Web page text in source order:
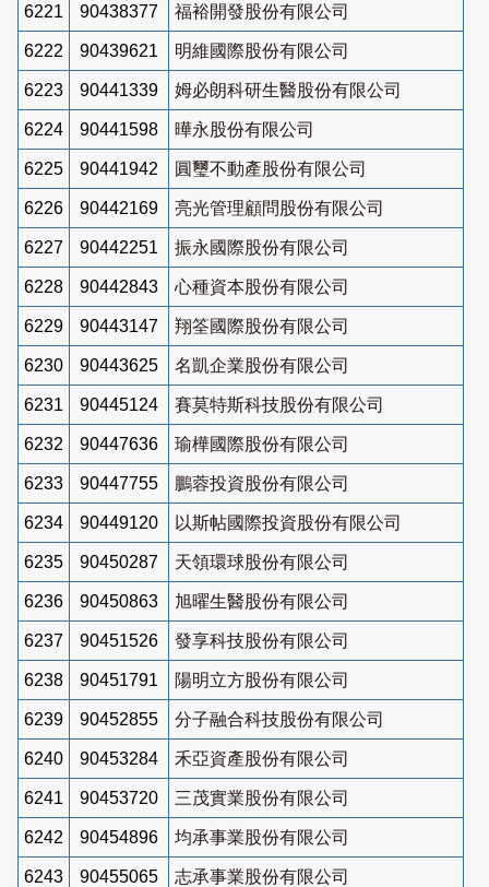
6221 90438377 福裕開發股份有限公司
6222 90439621 明維國際股份有限公司
6223 90441339 姆必朗科研生醫股份有限公司
6224 90441598 曄永股份有限公司
6225 90441942 圓璽不動產股份有限公司
6226 90442169 亮光管理顧問股份有限公司
6227 90442251 振永國際股份有限公司
6228 90442843 心種資本股份有限公司
6229 90443147 翔筌國際股份有限公司
6230 90443625 名凱企業股份有限公司
6231 90445124 賽莫特斯科技股份有限公司
6232 90447636 瑜樺國際股份有限公司
6233 90447755 鵬蓉投資股份有限公司
6234 90449120 以斯帖國際投資股份有限公司
6235 90450287 天領環球股份有限公司
6236 90450863 旭曜生醫股份有限公司
6237 90451526 發享科技股份有限公司
6238 90451791 陽明立方股份有限公司
6239 90452855 分子融合科技股份有限公司
6240 90453284 禾亞資產股份有限公司
6241 90453720 三茂實業股份有限公司
6242 90454896 均承事業股份有限公司
6243 90455065 志承事業股份有限公司